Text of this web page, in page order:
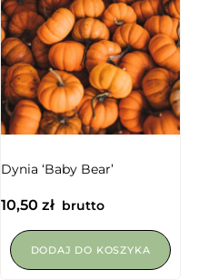
Dynia ‘Baby Bear’
10,50 zł brutto
DODAJ DO KOSZYKA